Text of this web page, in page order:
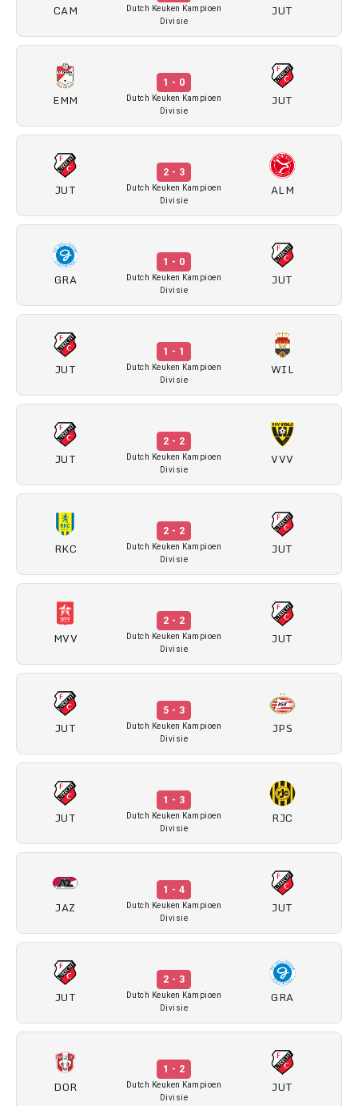
CAM
Dutch Keuken Kampioen
Divisie
JUT
EMM
1 - 0
Dutch Keuken Kampioen
Divisie
JUT
JUT
2 - 3
Dutch Keuken Kampioen
Divisie
ALM
GRA
1 - 0
Dutch Keuken Kampioen
Divisie
JUT
JUT
1 - 1
Dutch Keuken Kampioen
Divisie
WIL
JUT
2 - 2
Dutch Keuken Kampioen
Divisie
VVV
RKC
2 - 2
Dutch Keuken Kampioen
Divisie
JUT
MVV
2 - 2
Dutch Keuken Kampioen
Divisie
JUT
JUT
5 - 3
Dutch Keuken Kampioen
Divisie
JPS
JUT
1 - 3
Dutch Keuken Kampioen
Divisie
RJC
JAZ
1 - 4
Dutch Keuken Kampioen
Divisie
JUT
JUT
2 - 3
Dutch Keuken Kampioen
Divisie
GRA
DOR
1 - 2
Dutch Keuken Kampioen
Divisie
JUT